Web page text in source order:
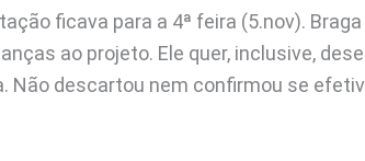
ficava para a 4ª feira (5.nov).
ao projeto. Ele quer, inclusive,
Não descartou nem confirmou se